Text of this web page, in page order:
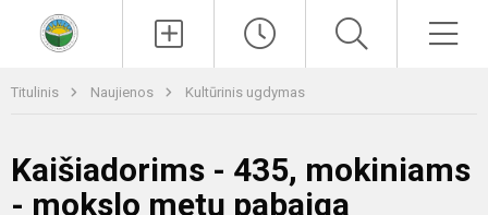
Titulinis Naujienos Kultūrinis ugdymas
Kaišiadorims - 435, mokiniams
- mokslo metų pabaiga